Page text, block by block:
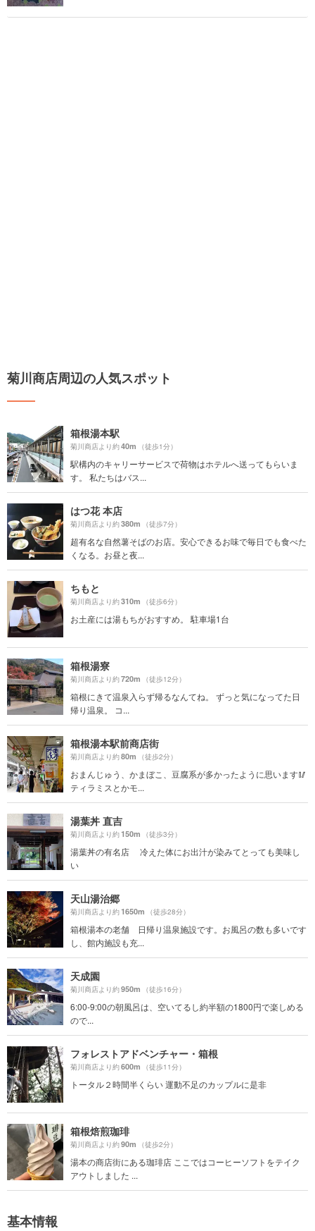
菊川商店周辺の人気スポット
箱根湯本駅
菊川商店より約40m （徒歩1分）
駅構内のキャリーサービスで荷物はホテルへ送ってもらいま
す。 私たちはバス...
はつ花 本店
菊川商店より約380m （徒歩7分）
超有名な自然薯そばのお店。安心できるお味で毎日でも食べた
くなる。お昼と夜...
ちもと
菊川商店より約310m （徒歩6分）
お土産には湯もちがおすすめ。 駐車場1台
箱根湯寮
菊川商店より約720m （徒歩12分）
箱根にきて温泉入らず帰るなんてね。 ずっと気になってた日
帰り温泉。 コ...
箱根湯本駅前商店街
菊川商店より約80m （徒歩2分）
おまんじゅう、かまぼこ、豆腐系が多かったように思います🥢
ティラミスとかモ...
湯葉丼 直吉
菊川商店より約150m （徒歩3分）
湯葉丼の有名店 冷えた体にお出汁が染みてとっても美味し
い
天山湯治郷
菊川商店より約1650m （徒歩28分）
箱根湯本の老舗 日帰り温泉施設です。お風呂の数も多いです
し、館内施設も充...
天成園
菊川商店より約950m （徒歩16分）
6:00-9:00の朝風呂は、空いてるし約半額の1800円で楽しめる
ので...
フォレストアドベンチャー・箱根
菊川商店より約600m （徒歩11分）
トータル２時間半くらい 運動不足のカップルに是非
箱根焙煎珈琲
菊川商店より約90m （徒歩2分）
湯本の商店街にある珈琲店 ここではコーヒーソフトをテイク
アウトしました ...
基本情報